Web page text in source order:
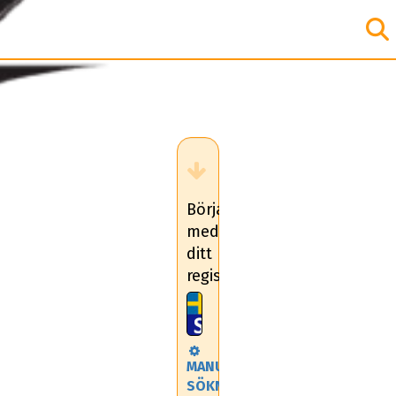
Börja
med
ditt
registreringsnummer
MANUELL
SÖKNING